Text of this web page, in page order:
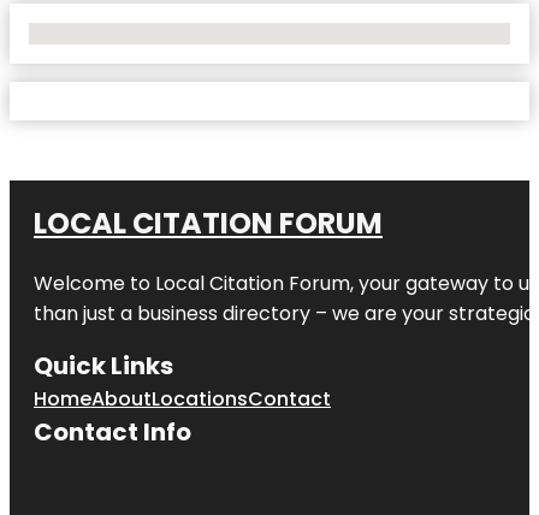
LOCAL CITATION FORUM
Welcome to Local Citation Forum, your gateway to
than just a business directory – we are your
Quick Links
HomeAboutLocationsContact
Contact Info